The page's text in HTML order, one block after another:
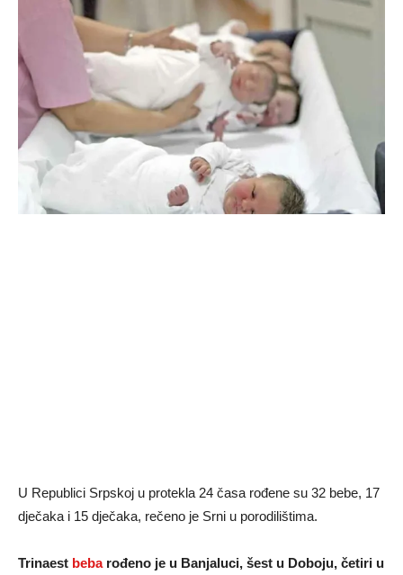
U Republici Srpskoj u protekla 24 časa rođene su 32 bebe, 17
dječaka i 15 dječaka, rečeno je Srni u porodilištima.
Trinaest beba rođeno je u Banjaluci, šest u Doboju, četiri u